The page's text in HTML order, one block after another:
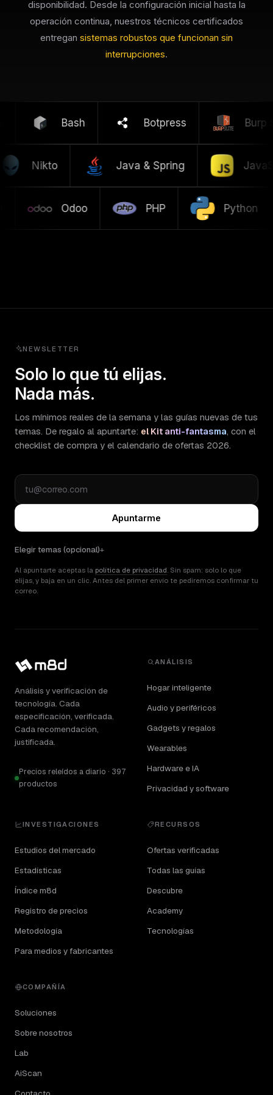
disponibilidad. Desde la configuración inicial hasta la
operación continua, nuestros técnicos certificados
entregan sistemas robustos que funcionan sin
interrupciones.
Bash Botpress Burp
Nikto Java & Spring
Odoo PHP Python
NEWSLETTER
Solo lo que tú elijas.
Nada más.
Los mínimos reales de la semana y las guías nuevas de tus
temas. De regalo al apuntarte: el Kit anti-fantasma, con el
checklist de compra y el calendario de ofertas 2026.
Apuntarme
Elegir temas (opcional)
Al apuntarte aceptas la política de privacidad. Sin spam: solo lo que
elijas, y baja en un clic. Antes del primer envío te pediremos confirmar tu
correo.
Análisis y verificación de
tecnología. Cada
especificación, verificada.
Cada recomendación,
justificada.
Precios releídos a diario · 397
productos
ANÁLISIS
Hogar inteligente
Audio y periféricos
Gadgets y regalos
Wearables
Hardware e IA
Privacidad y software
INVESTIGACIONES
Estudios del mercado
Estadísticas
Índice m8d
Registro de precios
Metodología
Para medios y fabricantes
RECURSOS
Ofertas verificadas
Todas las guías
Descubre
Academy
Tecnologías
COMPAÑÍA
Soluciones
Sobre nosotros
Lab
AiScan